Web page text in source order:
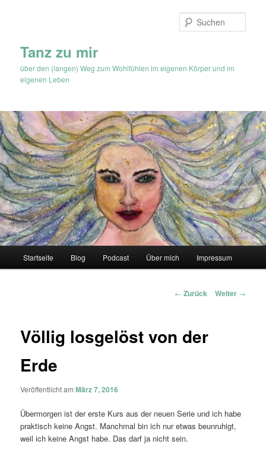
Tanz zu mir
über den (langen) Weg zum Wohlfühlen im eigenen Körper und im
eigenen Leben
Startseite Blog Podcast Über mich Impressum
Beitragsnavigation
← Zurück Weiter →
Völlig losgelöst von der
Erde
Veröffentlicht amMärz 7, 2016
Übermorgen ist der erste Kurs aus der neuen Serie und ich habe
praktisch keine Angst. Manchmal bin ich nur etwas beunruhigt,
weil ich keine Angst habe. Das darf ja nicht sein.